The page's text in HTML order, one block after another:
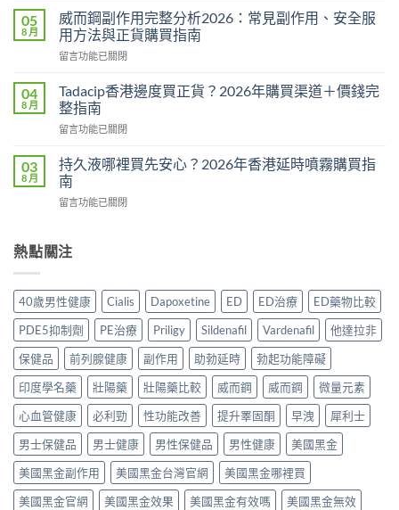
量
完
整
教
幾
時
食
多？
正
確
一
次
清
楚〉
中
馬
糖
Hamer
效
真
相：
用
是
心
作
香
家
實
測
評
價〉
中
05
8 月
威而鋼副作用完整分析2026：常見副作用、安全服
用方法與正貨購買指南
在
而
鋼
副
作
完
整
分
析
見
用、
安
全
服
方
法
與
正
貨
購
買
指
南〉
留言功能已關閉
04
8 月
Tadacip香港邊度買正貨？2026年購買渠道＋價錢完
整指南
在
香
港
邊
度
貨？
購
買
渠
道
價
錢
完
整
指
南〉
中
留言功能已關閉
03
8 月
持久液哪裡買先安心？2026年香港延時噴霧購買指
南
在
液
哪
買
先
安
心？
2026
年
香
港
延
時
噴
霧
購
買
指
留言功能已關閉
熱點關注
40歲男性健康 Cialis Dapoxetine ED ED治療
ED藥物比較
PDE5抑制劑
PE治療 Priligy Sildenafil Vardenafil
他達拉非
保健品
前列腺健康 副作用 助勃延時
勃起功能障礙
印度學名藥
壯陽藥 壯陽藥比較 威而鋼 威而鋼
微量元素
心血管健康
必利勁 性功能改善 提升睪固酮 早洩
犀利士
男士保健品
男士健康 男性保健品 男性健康
美國黑金
美國黑金副作用
美國黑金台灣官網
美國黑金哪裡買
美國黑金官網
美國黑金效果 美國黑金有效嗎 美國黑金無效